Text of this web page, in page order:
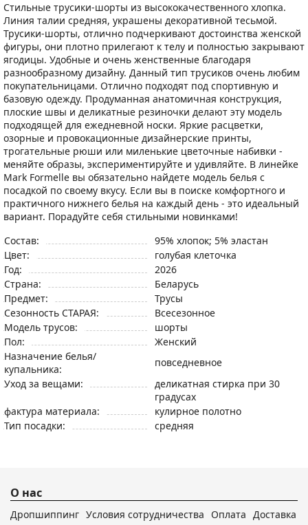
Стильные трусики-шорты из высококачественного хлопка.
Линия талии средняя, украшены декоративной тесьмой.
Трусики-шорты, отлично подчеркивают достоинства женской
фигуры, они плотно прилегают к телу и полностью закрывают
ягодицы. Удобные и очень женственные благодаря
разнообразному дизайну. Данный тип трусиков очень любим
покупательницами. Отлично подходят под спортивную и
базовую одежду. Продуманная анатомичная конструкция,
плоские швы и деликатные резиночки делают эту модель
подходящей для ежедневной носки. Яркие расцветки,
озорные и провокационные дизайнерские принты,
трогательные рюши или миленькие цветочные набивки -
меняйте образы, экспериментируйте и удивляйте. В линейке
Mark Formelle вы обязательно найдете модель белья с
посадкой по своему вкусу. Если вы в поиске комфортного и
практичного нижнего белья на каждый день - это идеальный
вариант. Порадуйте себя стильными новинками!
Состав:
95% хлопок; 5% эластан
Цвет:
голубая клеточка
Год:
2026
Страна:
Беларусь
Предмет:
Трусы
Сезонность СТАРАЯ:
Всесезонное
Модель трусов:
шорты
Пол:
Женский
Назначение белья/
купальника:
повседневное
Уход за вещами:
деликатная стирка при 30
градусах
фактура материала:
кулирное полотно
Тип посадки:
средняя
О нас
Дропшиппинг Условия сотрудничества Оплата Доставка